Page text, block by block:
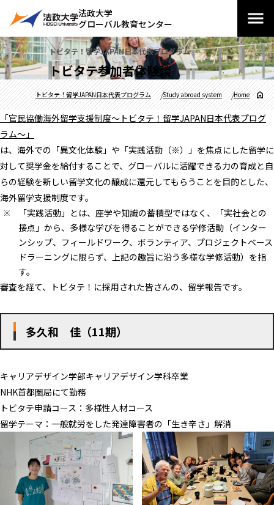
法政大学
グローバル教育センター
トビタテ！留学JAPAN日本代表プログラム
トビタテ参加者体験談
Home
Study abroad system
トビタテ！留学JAPAN日本代表プログラム
「官民協働海外留学支援制度～トビタテ！留学JAPAN日本代表プログ
ラム～」
は、海外での「異文化体験」や「実践活動（※）」を焦点にした留学に
対して奨学金を給付することで、グローバルに活躍できる力の育成と自
らの経験を新しい留学文化の醸成に還元してもらうことを目的とした、
海外留学支援制度です。
「実践活動」とは、座学や知識の蓄積型ではなく、「実社会との
接点」から、多様な学びを得ることができる学修活動（インター
ンシップ、フィールドワーク、ボランティア、プロジェクトベース
ドラーニングに限らず、上記の趣旨に沿う多様な学修活動）を指
す。
審査を経て、トビタテ！に採用された皆さんの、留学報告です。
多久和 佳（11期）
キャリアデザイン学部キャリアデザイン学科卒業
NHK首都圏局にて勤務
トビタテ申請コース：多様性人材コース
留学テーマ：一般就労をした発達障害者の「生き辛さ」解消